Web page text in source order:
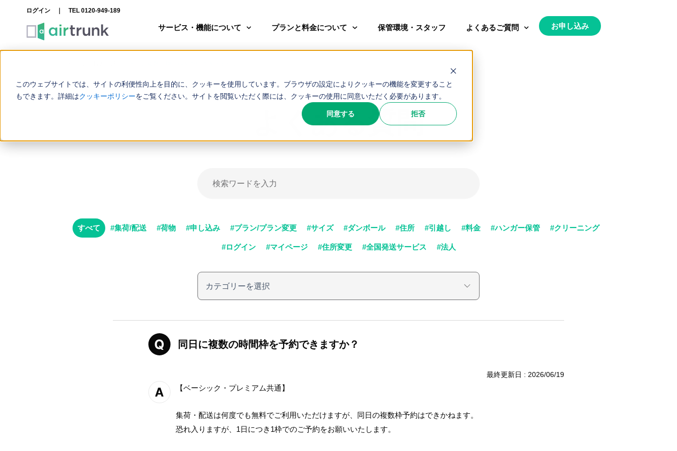
このウェブサイトでは、サイトの利便性向上を目的に、クッキーを使用しています。ブラウザの設定によりクッキーの機能を変更すること
もできます。詳細はクッキーポリシーをご覧ください。サイトを閲覧いただく際には、クッキーの使用に同意いただく必要があります。
同意する 拒否
ス
ログイン TEL 0120-949-189
サービス・機能について プランと料金について 保管環境・スタッフ よくあるご質問 お申し込み
よくある質問
すべて #集荷/配送 #荷物 #申し込み #プラン/プラン変更 #サイズ #ダンボール #住所 #引越し #料金 #ハンガー保管 #クリーニング
#ログイン #マイページ #住所変更 #全国発送サービス #法人
同日に複数の時間枠を予約できますか？
最終更新日 : 2026/06/19
【ベーシック・プレミアム共通】
集荷・配送は何度でも無料でご利用いただけますが、同日の複数枠予約はできかねます。
恐れ入りますが、1日につき1枠でのご予約をお願いいたします。